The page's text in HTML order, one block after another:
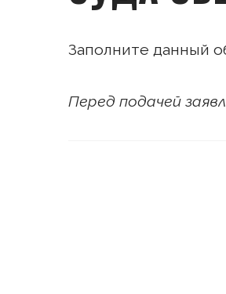
Заполните данный
Перед подачей
В
г.
от: